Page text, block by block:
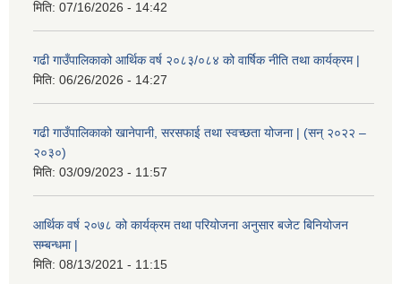
मिति: 07/16/2026 - 14:42
गढी गाउँपालिकाको आर्थिक वर्ष २०८३/०८४ को वार्षिक नीति तथा कार्यक्रम |
मिति: 06/26/2026 - 14:27
गढी गाउँपालिकाको खानेपानी, सरसफाई तथा स्वच्छता योजना | (सन् २०२२ –
२०३०)
मिति: 03/09/2023 - 11:57
आर्थिक वर्ष २०७८ को कार्यक्रम तथा परियोजना अनुसार बजेट बिनियोजन
सम्बन्धमा |
मिति: 08/13/2021 - 11:15